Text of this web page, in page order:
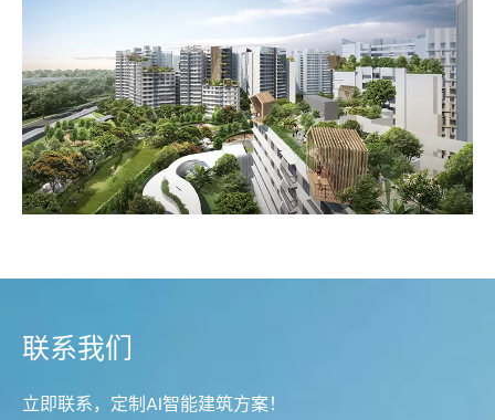
联系我们
立即联系，定制AI智能建筑方案！